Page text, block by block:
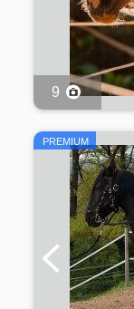
9
PREMIUM